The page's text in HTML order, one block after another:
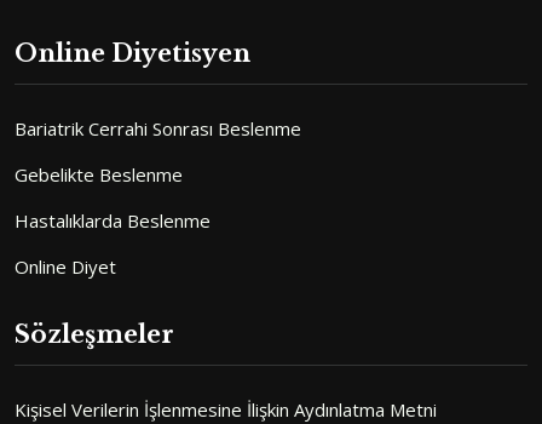
Online Diyetisyen
Bariatrik Cerrahi Sonrası Beslenme
Gebelikte Beslenme
Hastalıklarda Beslenme
Online Diyet
Sözleşmeler
Kişisel Verilerin İşlenmesine İlişkin Aydınlatma Metni